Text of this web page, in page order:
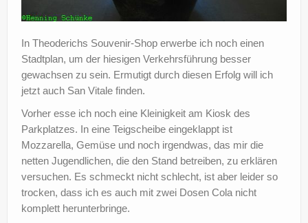
In Theoderichs Souvenir-Shop erwerbe ich noch einen
Stadtplan, um der hiesigen Verkehrsführung besser
gewachsen zu sein. Ermutigt durch diesen Erfolg will ich
jetzt auch San Vitale finden.
Vorher esse ich noch eine Kleinigkeit am Kiosk des
Parkplatzes. In eine Teigscheibe eingeklappt ist
Mozzarella, Gemüse und noch irgendwas, das mir die
netten Jugendlichen, die den Stand betreiben, zu erklären
versuchen. Es schmeckt nicht schlecht, ist aber leider so
trocken, dass ich es auch mit zwei Dosen Cola nicht
komplett herunterbringe.